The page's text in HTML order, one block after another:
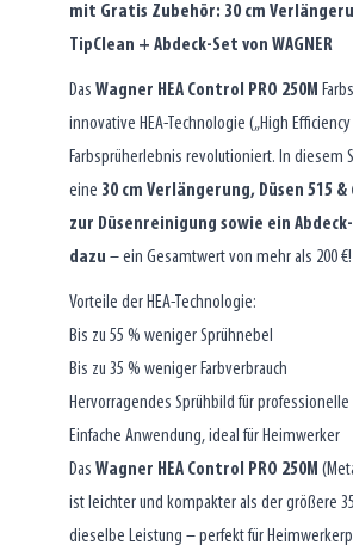
mit Gratis Zubehör: 30 cm
TipClean + Abdeck-Set von WAGNER
Das Wagner HEA Control PRO 250M
innovative HEA-Technologie („High
Farbsprüherlebnis revolutioniert. In diesem
eine 30 cm Verlängerung, Düsen 515 &
zur Düsenreinigung sowie ein
dazu – ein Gesamtwert von mehr als 200 €!
Vorteile der HEA-Technologie:
Bis zu 55 % weniger Sprühnebel
Bis zu 35 % weniger Farbverbrauch
Hervorragendes Sprühbild für
Einfache Anwendung, ideal für Heimwerker
Das Wagner HEA Control PRO 250M
ist leichter und kompakter als der größere
dieselbe Leistung – perfekt für